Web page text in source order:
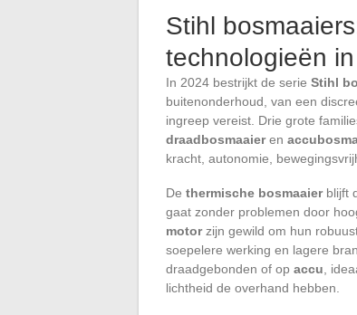
Stihl
technologieën
In 2024 bestrijkt de serie Stihl
buitenonderhoud, van een
ingreep vereist. Drie grote
draadbosmaaieren
kracht, autonomie,
De thermische bosmaaierblijft
gaat zonder problemen door
motorzijn gewild om hun
soepelere werking en lagere
draadgebonden of op accu ,
lichtheid de overhand hebben.